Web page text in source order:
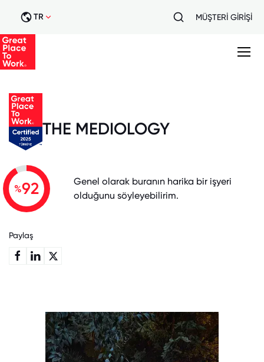
TR MÜŞTERİ GİRİŞİ
THE MEDIOLOGY
%92
Genel olarak buranın harika bir işyeri
olduğunu söyleyebilirim.
Paylaş